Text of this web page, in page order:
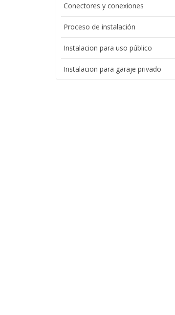
Conectores y conexiones
Proceso de instalación
Instalacion para uso público
Instalacion para garaje privado